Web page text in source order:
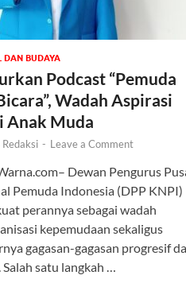
DAN BUDAYA
Podcast “Pemuda
Wadah Aspirasi
Anak Muda
Redaksi - Leave a Comment
Dewan Pengurus
Pemuda Indonesia (DPP KNPI)
perannya sebagai wadah
kepemudaan sekaligus
gagasan-gagasan progresif
satu langkah …